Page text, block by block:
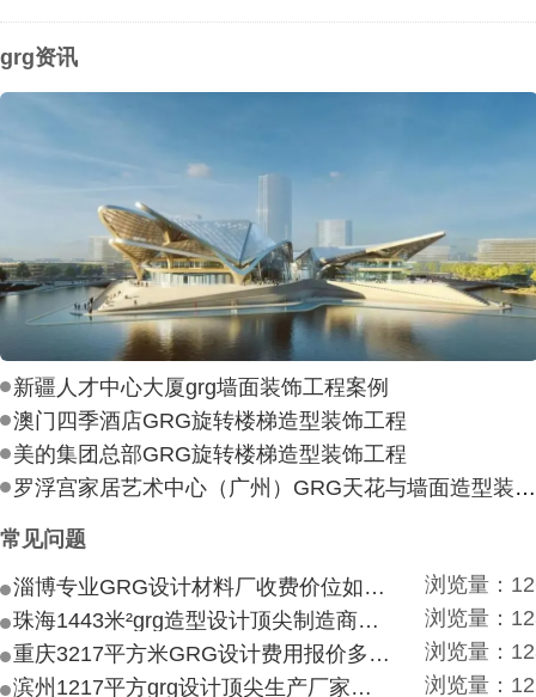
grg资讯
新疆人才中心大厦grg墙面装饰工程案例
澳门四季酒店GRG旋转楼梯造型装饰工程
美的集团总部GRG旋转楼梯造型装饰工程
罗浮宫家居艺术中心（广州）GRG天花与墙面造型装饰工程
常见问题
淄博专业GRG设计材料厂收费价位如何？
浏览量：
珠海1443米²grg造型设计顶尖制造商付费付费多少？
浏览量：
重庆3217平方米GRG设计费用报价多少？
浏览量：
滨州1217平方grg设计顶尖生产厂家价目如何？
浏览量：